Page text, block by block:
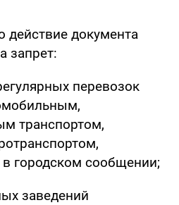
действие документа
запрет:
перевозок
транспортом,
городском сообщении;
заведений